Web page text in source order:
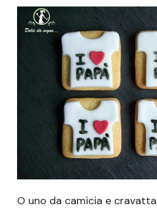
O uno da camicia e